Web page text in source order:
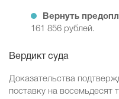
Вернуть
161 856 рублей.
Вердикт суда
Доказательства
поставку на восемьдесят